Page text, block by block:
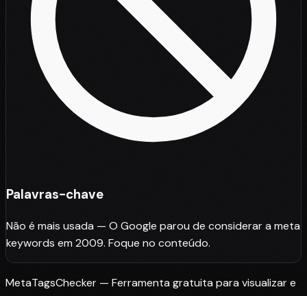
Palavras-chave
Não é mais usada — O Google parou de considerar a meta
keywords em 2009. Foque no conteúdo.
MetaTagsChecker — Ferramenta gratuita para visualizar e